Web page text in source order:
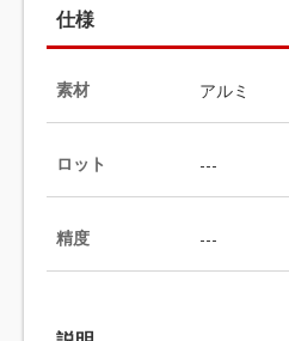
仕様
素材 アルミ
ロット ---
精度 ---